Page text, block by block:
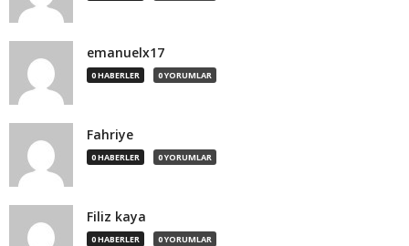
emanuelx17
0 HABERLER 0 YORUMLAR
Fahriye
0 HABERLER 0 YORUMLAR
Filiz kaya
0 HABERLER 0 YORUMLAR